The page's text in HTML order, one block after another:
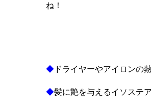
ね ！
◆ ドライヤーやアイロンの
◆髪に艶を与えるイソステ